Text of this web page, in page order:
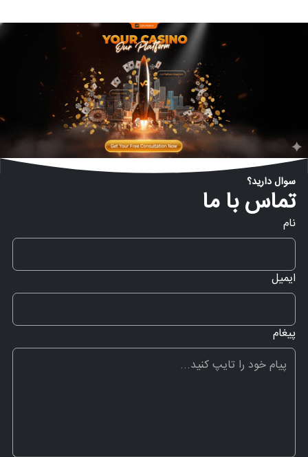
سوال دارید؟
تماس با ما
نام
ایمیل
پیغام